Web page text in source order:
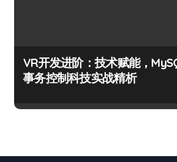
VR开发进阶：技术赋能，
事务控制科技实战精析